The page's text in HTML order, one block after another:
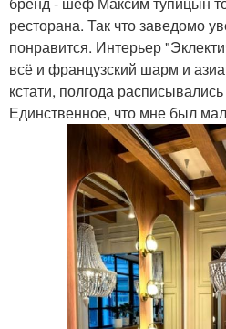
ресторана. Так что заведомо
понравится. Интерьер
всё и французский шарм и
кстати, полгода
Единственное, что мне был